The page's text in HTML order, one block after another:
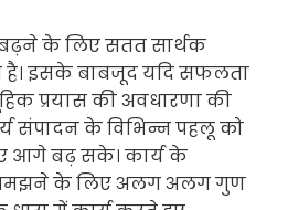
के लिए सतत सार्थक
है। इसके बाबजूद यदि सफलता
प्रयास की अवधारणा की
संपादन के विभिन्न पहलू को
आगे बढ़ सके। कार्य के
के लिए अलग अलग गुण